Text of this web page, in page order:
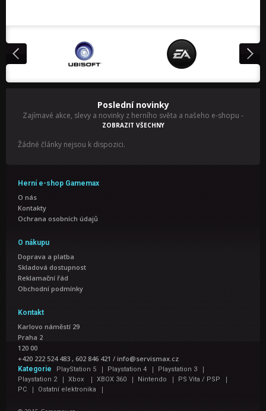
Poslední novinky
Zajímavé akce, slevy a novinky z herního světa a našeho e-shopu -
ZOBRAZIT VŠECHNY
Žádné články nejsou k dispozici.
Herní e-shop Gamemax
O nás
Kontakty
Ochrana osobních údajů
O nákupu
Doprava a platba
Skladová dostupnost
Reklamační řád
Obchodní podmínky
Kontakt
Karlovo náměstí 29
Praha 2
120 00
+420 222 524 483 , 602 846 421 / info@servismax.cz
Kategorie PlayStation 5 | Playstation 4 | Playstation 3 |
Playstation 2 | Xbox | XBOX 360 | Nintendo | PS Vita / PSP |
PC | Ostatní elektronika |